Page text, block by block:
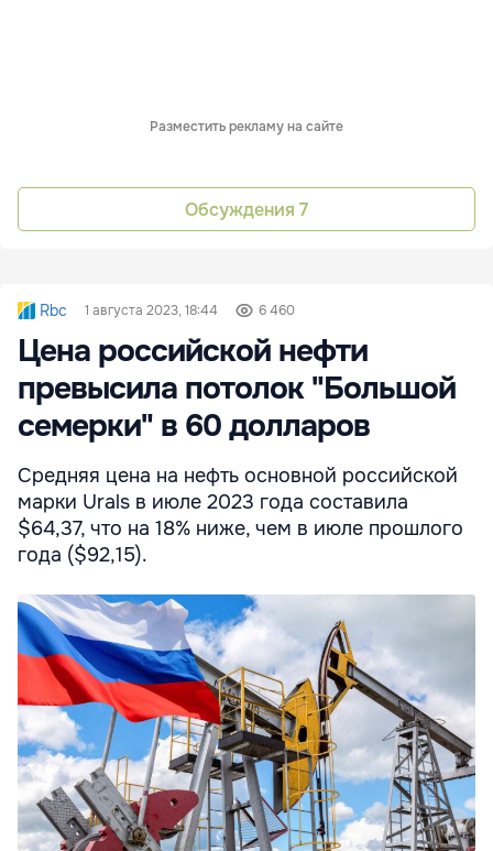
Разместить рекламу на сайте
Обсуждения 7
Rbc 1 августа 2023, 18:44 6 460
Цена российской нефти
превысила потолок "Большой
семерки" в 60 долларов
Средняя цена на нефть основной российской
марки Urals в июле 2023 года составила
$64,37, что на 18% ниже, чем в июле прошлого
года ($92,15).